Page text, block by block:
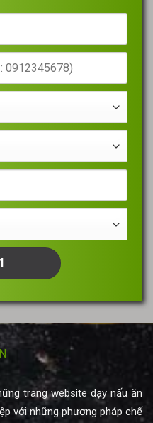
trang website dạy nấu ăn
với những phương pháp chế